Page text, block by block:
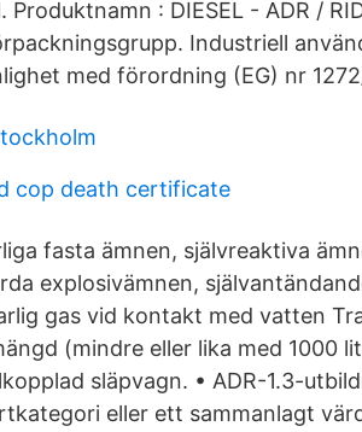
Produktnamn : DIESEL - ADR /
Industriell
med förordning (EG) nr
cop death certificate
fasta ämnen, självreaktiva
explosivämnen,
gas vid kontakt med vatten
(mindre eller lika med 1000
släpvagn. • ADR-1.3-
eller ett sammanlagt